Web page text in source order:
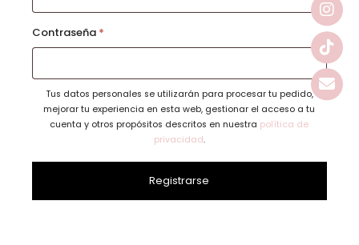
Contraseña *Obligatorio
Tus datos personales se utilizarán para procesar tu pedido,
mejorar tu experiencia en esta web, gestionar el acceso a tu
cuenta y otros propósitos descritos en nuestra política de
privacidad.
Registrarse